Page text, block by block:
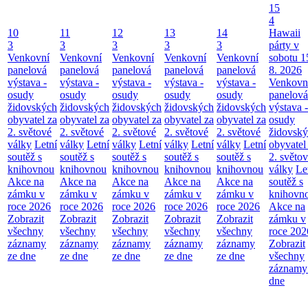
10
3
Venkovní
panelová
výstava -
osudy
židovských
obyvatel za
2. světové
války Letní
soutěž s
knihovnou
Akce na
zámku v
roce 2026
Zobrazit
všechny
záznamy
ze dne
11
3
Venkovní
panelová
výstava -
osudy
židovských
obyvatel za
2. světové
války Letní
soutěž s
knihovnou
Akce na
zámku v
roce 2026
Zobrazit
všechny
záznamy
ze dne
12
3
Venkovní
panelová
výstava -
osudy
židovských
obyvatel za
2. světové
války Letní
soutěž s
knihovnou
Akce na
zámku v
roce 2026
Zobrazit
všechny
záznamy
ze dne
13
3
Venkovní
panelová
výstava -
osudy
židovských
obyvatel za
2. světové
války Letní
soutěž s
knihovnou
Akce na
zámku v
roce 2026
Zobrazit
všechny
záznamy
ze dne
14
3
Venkovní
panelová
výstava -
osudy
židovských
obyvatel za
2. světové
války Letní
soutěž s
knihovnou
Akce na
zámku v
roce 2026
Zobrazit
všechny
záznamy
ze dne
15
4
Hawaii
párty v
sobotu
8. 2026
panelová
výstava -
osudy
obyvatel
2.
války
soutěž s
Akce na
zámku v
roce
Zobrazit
všechny
dne